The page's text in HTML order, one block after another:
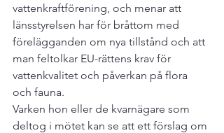
vattenkraftförening, och menar att
länsstyrelsen har för bråttom med
förelägganden om nya tillstånd och att
man feltolkar EU-rättens krav för
vattenkvalitet och påverkan på flora
och fauna.
Varken hon eller de kvarnägare som
deltog i mötet kan se att ett förslag om